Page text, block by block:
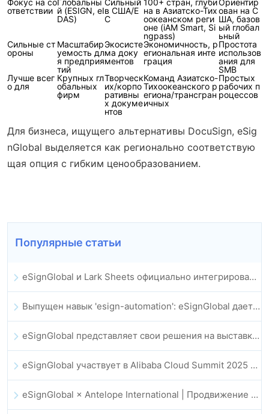
Фокус на со
ответствии
Глобальны
й (ESIGN, eI
DAS)
Сильный
в США/Е
С
100+ стран, глуби
на в Азиатско-Тих
оокеанском реги
оне (iAM Smart, Si
ngpass)
Ориентир
ован на С
ША, базов
ый глобал
ьный
Сильные ст
ороны
Масштабир
уемость дл
я предприя
тий
Экосисте
ма доку
ментов
Экономичность, р
егиональная инте
грация
Простота
использов
ания для
SMB
Лучше всег
о для
Крупных гл
обальных
фирм
Творческ
их/корпо
ративны
х докуме
нтов
Команд Азиатско-
Тихоокеанского р
егиона/трансгран
ичных
Простых
рабочих п
роцессов
Для бизнеса, ищущего альтернативы DocuSign, eSig
nGlobal выделяется как регионально соответствую
щая опция с гибким ценообразованием.
Популярные статьи
eSignGlobal и Lark Sheets официально интегрированы: полная автоматизация подписания и архивирования электронных контрактов
Выпущен навык 'esign-automation': eSignGlobal дает OpenClaw возможность автоматизировать электронные подписи
eSignGlobal представляет свои решения на выставке GIS Global Innovation Expo 2025
eSignGlobal участвует в Alibaba Cloud Summit 2025 в Гонконге, продвигая облачные инновации на базе ИИ и цифровое доверие
eSignGlobal × Antelope International | Продвижение безопасных цифровых рабочих процессов на базе ИИ